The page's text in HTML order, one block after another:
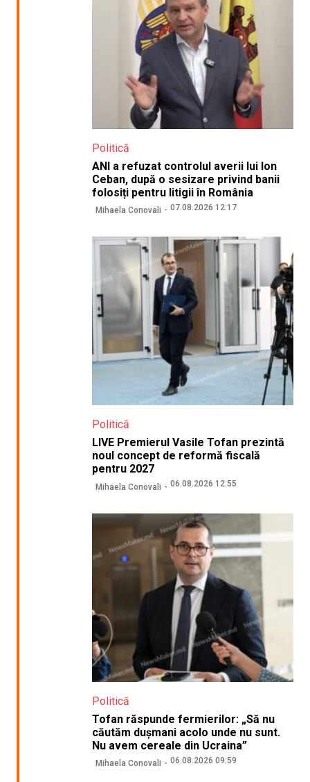
Politică
ANI a refuzat controlul averii lui Ion
Ceban, după o sesizare privind banii
folosiți pentru litigii în România
Mihaela Conovali 07.08.2026 12:17
Politică
LIVE Premierul Vasile Tofan prezintă
noul concept de reformă fiscală
pentru 2027
Mihaela Conovali 06.08.2026 12:55
Politică
Tofan răspunde fermierilor: „Să nu
căutăm dușmani acolo unde nu sunt.
Nu avem cereale din Ucraina”
Mihaela Conovali 06.08.2026 09:59